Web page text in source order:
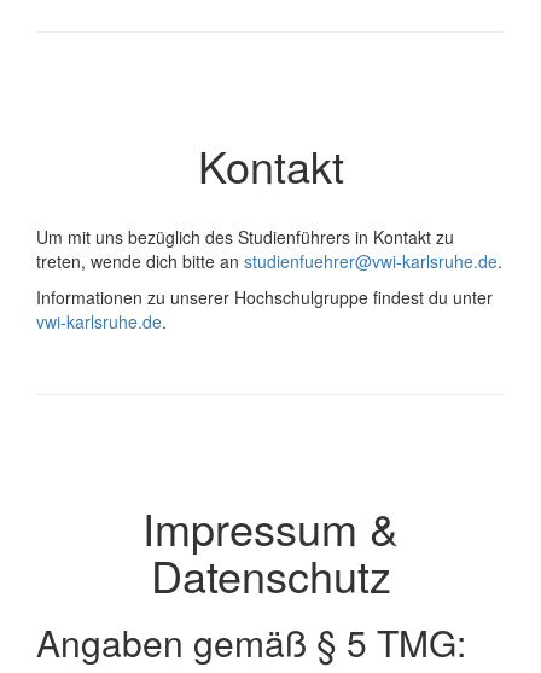
Kontakt
Um mit uns bezüglich des Studienführers in Kontakt zu
treten, wende dich bitte an studienfuehrer@vwi-karlsruhe.de.
Informationen zu unserer Hochschulgruppe findest du unter
vwi-karlsruhe.de.
Impressum &
Datenschutz
Angaben gemäß § 5 TMG: